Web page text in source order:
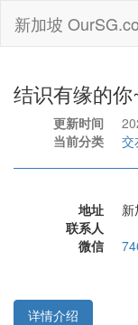
新加坡
结识有缘的你
更新时间
当前分类
交
地址
新
联系人
微信
详情介绍